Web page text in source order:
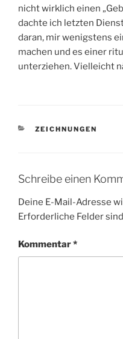
nicht wirklich einen
dachte ich letzten
daran, mir wenigstens
machen und es einer
unterziehen. Vielleicht
KATEGORIEN
ZEICHNUNGEN
Schreibe einen
Deine E-Mail-Adresse
Erforderliche Felder
Kommentar*